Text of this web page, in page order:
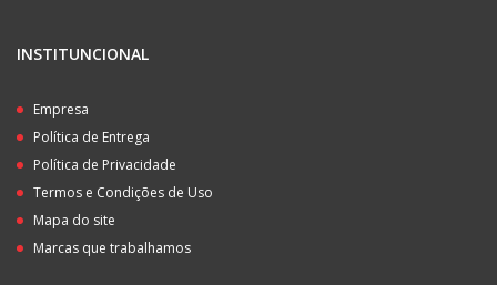
INSTITUNCIONAL
Empresa
Política de Entrega
Política de Privacidade
Termos e Condições de Uso
Mapa do site
Marcas que trabalhamos